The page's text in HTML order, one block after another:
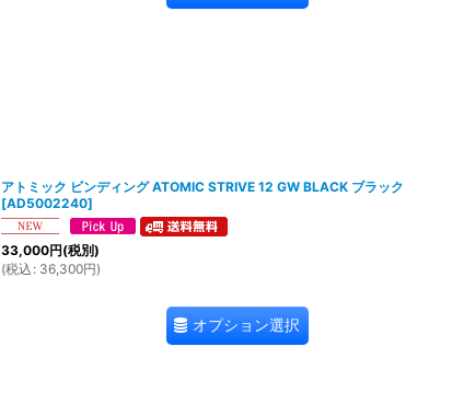
アトミック ビンディング ATOMIC STRIVE 12 GW BLACK ブラック
[AD5002240]
33,000円(税別)
(税込 : 36,300円)
オプション選択